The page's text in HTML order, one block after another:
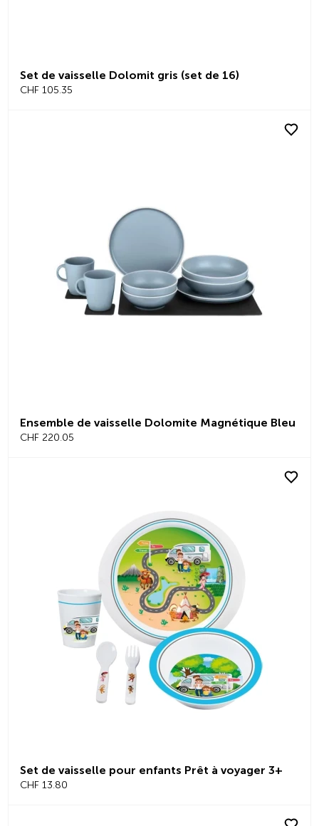
Set de vaisselle Dolomit gris (set de 16)
CHF 105.35
Ensemble de vaisselle Dolomite Magnétique Bleu
CHF 220.05
Set de vaisselle pour enfants Prêt à voyager 3+
CHF 13.80